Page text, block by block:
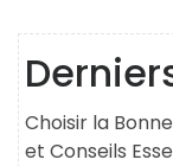
Choisir la
et Conseils